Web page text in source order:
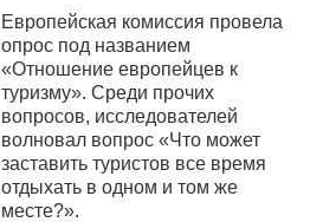
Европейская комиссия провела
опрос под названием
«Отношение европейцев к
туризму». Среди прочих
вопросов, исследователей
волновал вопрос «Что может
заставить туристов все время
отдыхать в одном и том же
месте?».